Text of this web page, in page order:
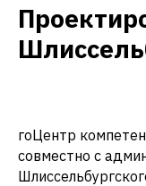
гоЦентр
совместно с